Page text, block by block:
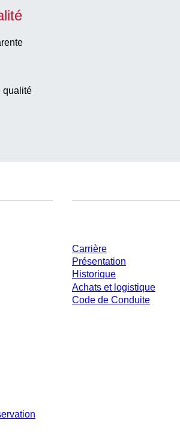
qualité
Carrière
Présentation
Historique
Achats et logistique
Code de Conduite